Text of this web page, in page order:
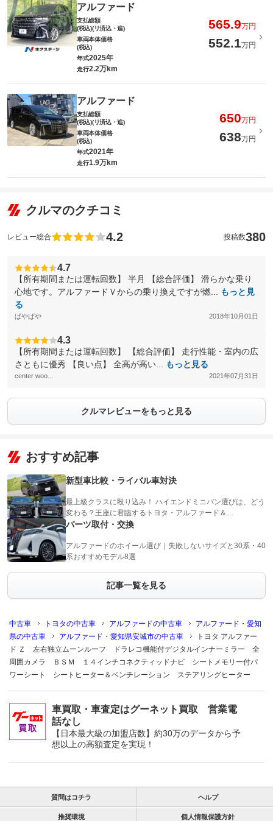
アルファード
支払総額
(税込)(リ済込・追)
565.9万円
車両本体価格
(税込)
552.1万円
年式2025年
走行2.2万km
アルファード
支払総額
(税込)(リ済込・追)
650万円
車両本体価格
(税込)
638万円
年式2021年
走行1.9万km
クルマのクチコミ
レビュー総合 4.2 投稿数380
4.7
【所有期間または運転回数】 半月 【総合評価】 滑らかな乗り
心地です。アルファードＶからの乗り換えですが燃...
もっと見
る
ぱやぱや 2018年10月01日
4.3
【所有期間または運転回数】 【総合評価】 走行性能・室内の広
さともに優秀 【良い点】 全高が高い...
もっと見る
center woo... 2021年07月31日
クルマレビューをもっと見る
おすすめ記事
新型車比較・ライバル車対決
最上級クラスに殴り込み！ ハイエンドミニバン選びは、どう
変わる？王座に君臨するトヨタ・アルファード＆…
パーツ取付・交換
アルファードのホイール選び｜失敗しないサイズと30系・40
系おすすめモデル8選
記事一覧を見る
中古車 トヨタの中古車 アルファードの中古車
アルファード・愛知
県の中古車
アルファード・愛知県安城市の中古車
トヨタ アルファー
ド Ｚ 左右独立ムーンルーフ ドラレコ機能付デジタルインナーミラー 全
周囲カメラ ＢＳＭ １４インチコネクティッドナビ シートメモリー付パ
ワーシート シートヒーター＆ベンチレーション ステアリングヒーター
車買取・車査定はグーネット買取 営業電
話なし
【日本最大級の加盟店数】約30万のデータから予
想以上の高額査定を実現！
質問はコチラ ヘルプ
推奨環境 個人情報保護方針